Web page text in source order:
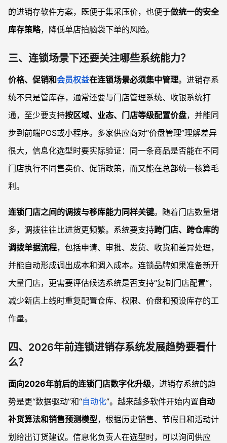
的进销存软件方案，既便于集采压价，也便于做统一的安全
库存策略，降低单店拍脑袋下单的风险。
三、连锁场景下还要关注哪些系统能力？
价格、促销和会员权益在连锁场景必须集中管理。进销存系
统不只是管库存，通常还要与门店管理系统、收银系统打
通，至少要支持按区域、业态、门店等级配置价盘，并能同
步到前端POS或小程序。多家供应商对“价盘管理”理解差异
很大，信息化选型时要实际验证：同一条商品是否能在不同
门店执行不同售卖价、促销政策，而又能在总部统一核算毛
利。
连锁门店之间的调拨与移库能力同样关键。随着门店数量增
多，调拨往往比进货更频繁。系统要支持跨门店、跨仓库的
调拨单据流程，包括申请、审批、发货、收货和差异处理，
并能自动形成调出成本和调入成本。连锁品牌如果准备新开
大量门店，更需要评估候选系统是否支持“复制门店配置”，
减少新店上线时重复配置仓库、权限、价盘和预设库存的工
作量。
四、2026年前连锁进销存系统发展趋势要看什
么？
面向2026年前后的连锁门店数字化升级，进销存系统的趋
势是更“数据驱动”和“自动化”。越来越多软件开始内置自动
补货算法和销售预测模型，根据历史销售、节假日和活动计
划给出订货建议。信息化负责人在选型时，可以询问供应